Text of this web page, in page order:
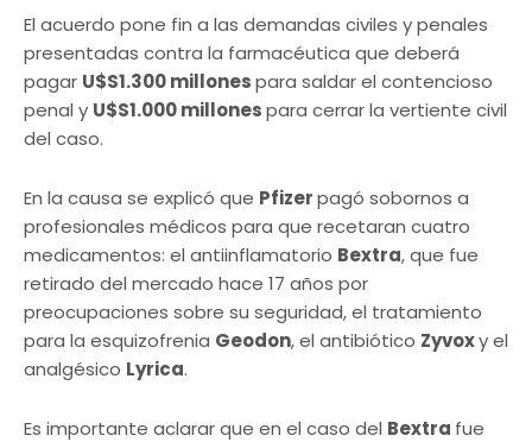
El acuerdo pone fin a las demandas civiles y penales
presentadas contra la farmacéutica que deberá
pagar U$S1.300 millonespara saldar el contencioso
penal y U$S1.000 millonespara cerrar la vertiente civil
del caso.
En la causa se explicó que Pfizerpagó sobornos a
profesionales médicos para que recetaran cuatro
medicamentos: el antiinflamatorio Bextra, que fue
retirado del mercado hace 17 años por
preocupaciones sobre su seguridad, el tratamiento
para la esquizofrenia Geodon, el antibiótico Zyvoxy el
analgésico Lyrica.
Es importante aclarar que en el caso del Bextra fue